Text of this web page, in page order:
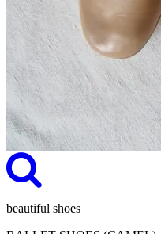
beautiful shoes